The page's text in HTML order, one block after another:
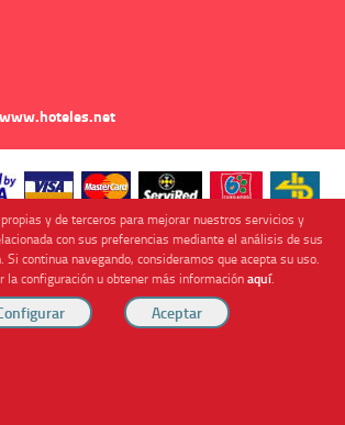
y de terceros para mejorar nuestros servicios y
con sus preferencias mediante el análisis de sus
Si continua navegando, consideramos que acepta su uso.
la configuración u obtener más informaciónaquí.